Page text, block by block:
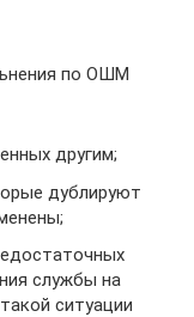
по ОШМ
другим;
дублируют
службы на
ситуации